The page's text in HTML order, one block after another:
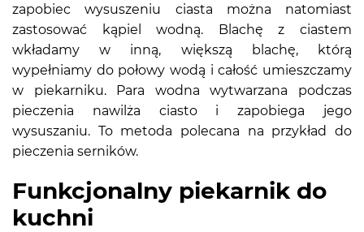
zapobiec wysuszeniu ciasta można natomiast
zastosować kąpiel wodną. Blachę z ciastem
wkładamy w inną, większą blachę, którą
wypełniamy do połowy wodą i całość umieszczamy
w piekarniku. Para wodna wytwarzana podczas
pieczenia nawilża ciasto i zapobiega jego
wysuszaniu. To metoda polecana na przykład do
pieczenia serników.
Funkcjonalny piekarnik do
kuchni